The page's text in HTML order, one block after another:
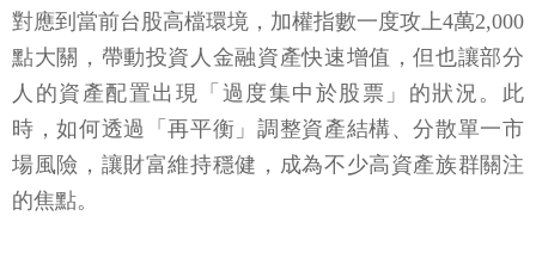
對應到當前台股高檔環境，加權指數一度攻上4萬2,000
點大關，帶動投資人金融資產快速增值，但也讓部分
人的資產配置出現「過度集中於股票」的狀況。此
時，如何透過「再平衡」調整資產結構、分散單一市
場風險，讓財富維持穩健，成為不少高資產族群關注
的焦點。